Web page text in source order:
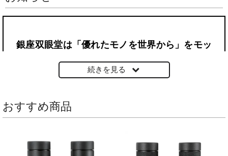
銀座双眼堂は「優れたモノを世界から」をモッ
トーに輸入双眼鏡を中心にした光学製品専門店
トレーニング認定スタッフがあなたの一生モノ
を導き出します。
スワロフスキーに限らず、ただ「見える」だけではな
続きを見る
おすすめ商品